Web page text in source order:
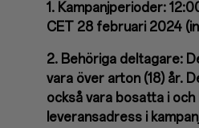
1. Kampanjperioder:
CET 28 februari 2024
2. Behöriga deltagare:
vara över arton (18) år.
också vara bosatta i och
leveransadress i